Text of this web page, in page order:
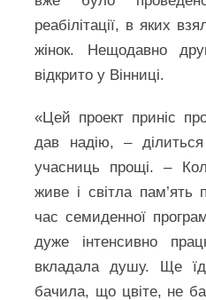
реабілітації, в яких
жінок. Нещодавно
відкрито у Вінниці.
«Цей проект приніс
дав надію, –
учасниць прощі. –
живе і світла пам’ять
час семиденної
дуже інтенсивно
вкладала душу. Ще
бачила, що цвіте, не